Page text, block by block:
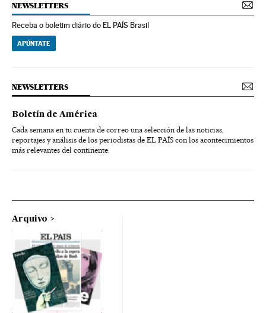
NEWSLETTERS
Receba o boletim diário do EL PAÍS Brasil
APÚNTATE
NEWSLETTERS
Boletín de América
Cada semana en tu cuenta de correo una selección de las noticias,
reportajes y análisis de los periodistas de EL PAÍS con los acontecimientos
más relevantes del continente.
Arquivo